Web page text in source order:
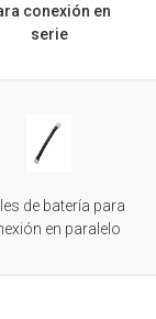
conexión en
serie
de batería para
en paralelo